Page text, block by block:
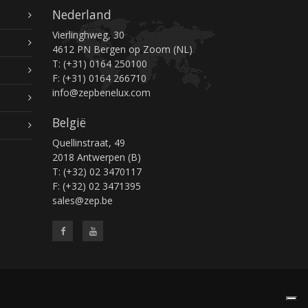
Nederland
Vierlinghweg, 30
4612 PN Bergen op Zoom (NL)
T: (+31) 0164 250100
F: (+31) 0164 266710
info@zepbenelux.com
België
Quellinstraat, 49
2018 Antwerpen (B)
T: (+32) 02 3470117
F: (+32) 02 3471395
sales@zep.be